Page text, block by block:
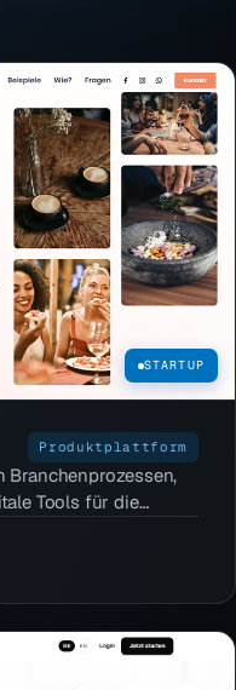
STARTUP
Produktplattform
Branchenprozessen,
Tools für die